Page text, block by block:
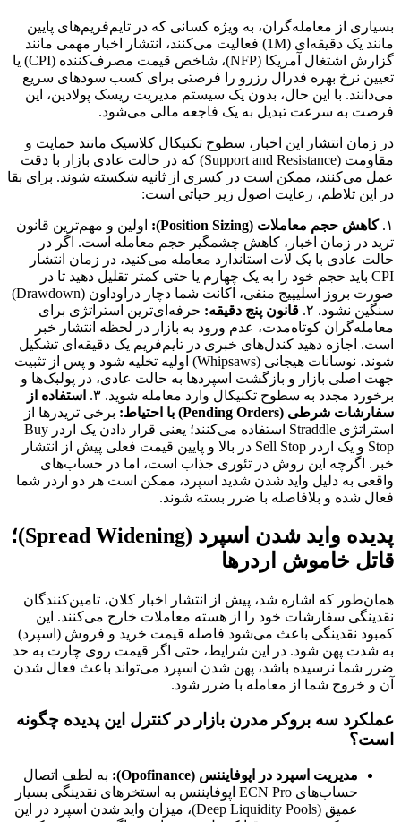
بسیاری از معامله‌گران، به ویژه کسانی که در تایم‌فریم‌های پایین
مانند یک دقیقه‌ای (1M) فعالیت می‌کنند، انتشار اخبار مهمی مانند
گزارش اشتغال آمریکا (NFP)، شاخص قیمت مصرف‌کننده (CPI) یا
تعیین نرخ بهره فدرال رزرو را فرصتی برای کسب سودهای سریع
می‌دانند. با این حال، بدون یک سیستم مدیریت ریسک پولادین، این
فرصت به سرعت تبدیل به یک فاجعه مالی می‌شود.
در زمان انتشار این اخبار، سطوح تکنیکال کلاسیک مانند حمایت و
مقاومت (Support and Resistance) که در حالت عادی بازار با دقت
عمل می‌کنند، ممکن است در کسری از ثانیه شکسته شوند. برای بقا
در این تلاطم، رعایت اصول زیر حیاتی است:
۱. کاهش حجم معاملات (Position Sizing):
اولین و مهم‌ترین قانون
ترید در زمان اخبار، کاهش چشمگیر حجم معامله است. اگر در
حالت عادی با یک لات استاندارد معامله می‌کنید، در زمان انتشار
CPI باید حجم خود را به یک چهارم یا حتی کمتر تقلیل دهید تا در
صورت بروز اسلیپیج منفی، اکانت شما دچار دراوداون (Drawdown)
سنگین نشود. ۲.
قانون پنج دقیقه: حرفه‌ای‌ترین استراتژی برای
معامله‌گران کوتاه‌مدت، عدم ورود به بازار در لحظه انتشار خبر
است. اجازه دهید کندل‌های خبری در تایم‌فریم یک دقیقه‌ای تشکیل
شوند، نوسانات هیجانی (Whipsaws) اولیه تخلیه شود و پس از تثبیت
جهت اصلی بازار و بازگشت اسپردها به حالت عادی، در پولبک‌ها و
برخورد مجدد به سطوح تکنیکال وارد معامله شوید. ۳.
استفاده از
سفارشات شرطی (Pending Orders) با احتیاط:
برخی تریدرها از
استراتژی Straddle استفاده می‌کنند؛ یعنی قرار دادن یک اردر Buy
Stop و یک اردر Sell Stop در بالا و پایین قیمت فعلی پیش از انتشار
خبر. اگرچه این روش در تئوری جذاب است، اما در حساب‌های
واقعی به دلیل واید شدن شدید اسپرد، ممکن است هر دو اردر شما
فعال شده و بلافاصله با ضرر بسته شوند.
پدیده واید شدن اسپرد (Spread Widening)؛
قاتل خاموش اردرها
همان‌طور که اشاره شد، پیش از انتشار اخبار کلان، تامین‌کنندگان
نقدینگی سفارشات خود را از هسته معاملات خارج می‌کنند. این
کمبود نقدینگی باعث می‌شود فاصله قیمت خرید و فروش (اسپرد)
به شدت پهن شود. در این شرایط، حتی اگر قیمت روی چارت به حد
ضرر شما نرسیده باشد، پهن شدن اسپرد می‌تواند باعث فعال شدن
آن و خروج شما از معامله با ضرر شود.
عملکرد سه بروکر مدرن بازار در کنترل این پدیده چگونه
است؟
مدیریت اسپرد در اپوفایننس (Opofinance):
به لطف اتصال
حساب‌های ECN Pro اپوفایننس به استخرهای نقدینگی بسیار
عمیق (Deep Liquidity Pools)، میزان واید شدن اسپرد در این